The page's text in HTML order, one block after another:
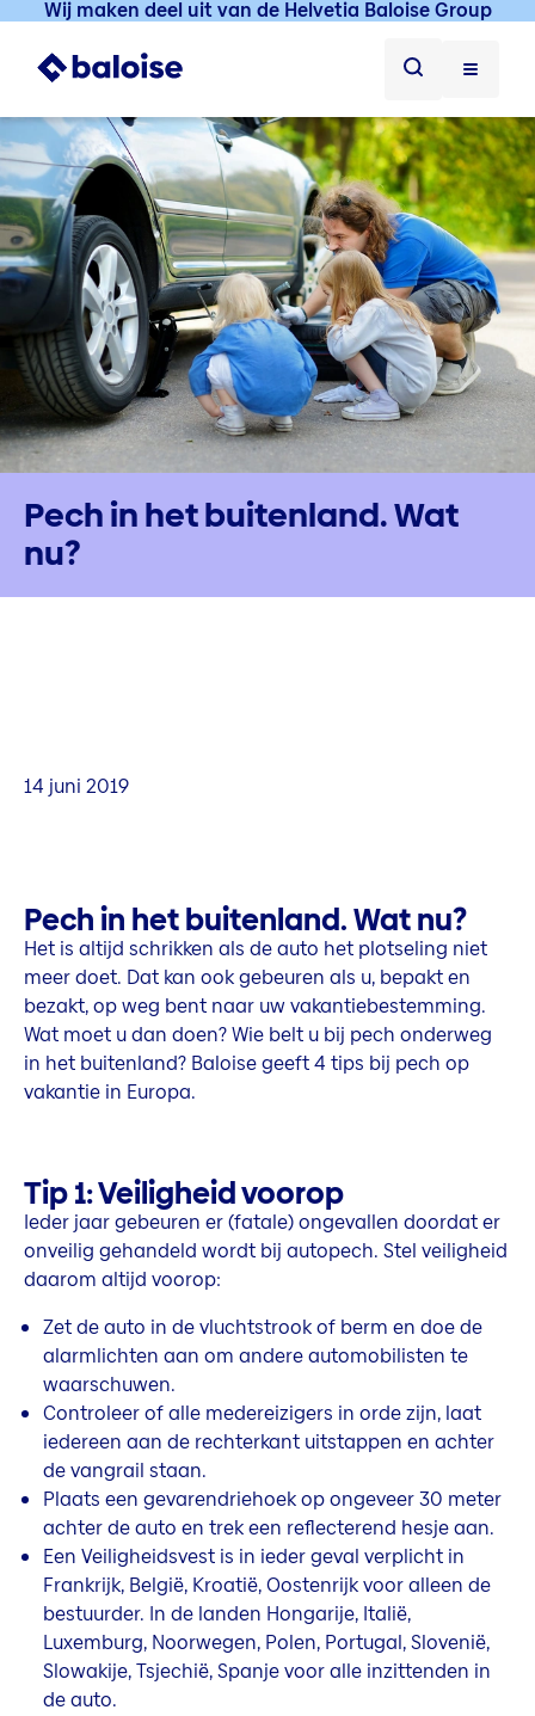
Wij maken deel uit van de Helvetia Baloise Group
Pech in het buitenland. Wat
nu?
14 juni 2019
Pech in het buitenland. Wat nu?
Het is altijd schrikken als de auto het plotseling niet
meer doet. Dat kan ook gebeuren als u, bepakt en
bezakt, op weg bent naar uw vakantiebestemming.
Wat moet u dan doen? Wie belt u bij pech onderweg
in het buitenland? Baloise geeft 4 tips bij pech op
vakantie in Europa.
Tip 1: Veiligheid voorop
Ieder jaar gebeuren er (fatale) ongevallen doordat er
onveilig gehandeld wordt bij autopech. Stel veiligheid
daarom altijd voorop:
Zet de auto in de vluchtstrook of berm en doe de
alarmlichten aan om andere automobilisten te
waarschuwen.
Controleer of alle medereizigers in orde zijn, laat
iedereen aan de rechterkant uitstappen en achter
de vangrail staan.
Plaats een gevarendriehoek op ongeveer 30 meter
achter de auto en trek een reflecterend hesje aan.
Een Veiligheidsvest is in ieder geval verplicht in
Frankrijk, België, Kroatië, Oostenrijk voor alleen de
bestuurder. In de landen Hongarije, Italië,
Luxemburg, Noorwegen, Polen, Portugal, Slovenië,
Slowakije, Tsjechië, Spanje voor alle inzittenden in
de auto.